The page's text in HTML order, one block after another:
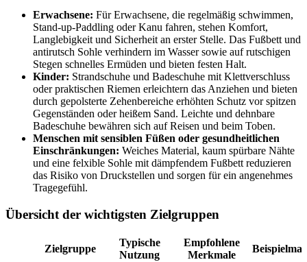
Erwachsene: Für Erwachsene, die regelmäßig schwimmen,
Stand-up-Paddling oder Kanu fahren, stehen Komfort,
Langlebigkeit und Sicherheit an erster Stelle. Das Fußbett und
antirutsch Sohle verhindern im Wasser sowie auf rutschigen
Stegen schnelles Ermüden und bieten festen Halt.
Kinder: Strandschuhe und Badeschuhe mit Klettverschluss
oder praktischen Riemen erleichtern das Anziehen und bieten
durch gepolsterte Zehenbereiche erhöhten Schutz vor spitzen
Gegenständen oder heißem Sand. Leichte und dehnbare
Badeschuhe bewähren sich auf Reisen und beim Toben.
Menschen mit sensiblen Füßen oder gesundheitlichen
Einschränkungen: Weiches Material, kaum spürbare Nähte
und eine felxible Sohle mit dämpfendem Fußbett reduzieren
das Risiko von Druckstellen und sorgen für ein angenehmes
Tragegefühl.
Übersicht der wichtigsten Zielgruppen
Zielgruppe
Typische
Nutzung
Empfohlene
Merkmale